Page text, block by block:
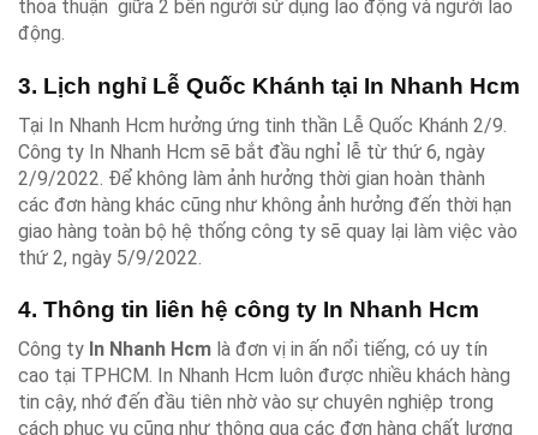
thỏa thuận giữa 2 bên người sử dụng lao động và người lao
động.
3. Lịch nghỉ Lễ Quốc Khánh tại In Nhanh Hcm
Tại In Nhanh Hcm hưởng ứng tinh thần Lễ Quốc Khánh 2/9.
Công ty In Nhanh Hcm sẽ bắt đầu nghỉ lễ từ thứ 6, ngày
2/9/2022. Để không làm ảnh hưởng thời gian hoàn thành
các đơn hàng khác cũng như không ảnh hưởng đến thời hạn
giao hàng toàn bộ hệ thống công ty sẽ quay lại làm việc vào
thứ 2, ngày 5/9/2022.
4. Thông tin liên hệ công ty In Nhanh Hcm
Công ty In Nhanh Hcm là đơn vị in ấn nổi tiếng, có uy tín
cao tại TPHCM. In Nhanh Hcm luôn được nhiều khách hàng
tin cậy, nhớ đến đầu tiên nhờ vào sự chuyên nghiệp trong
cách phục vụ cũng như thông qua các đơn hàng chất lượng